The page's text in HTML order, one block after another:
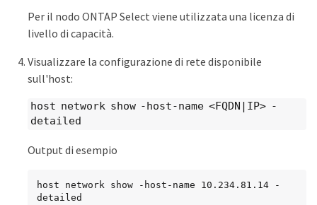
Per il nodo ONTAP Select viene utilizzata una licenza di
livello di capacità.
Visualizzare la configurazione di rete disponibile
sull'host:
host network show -host-name <FQDN|IP> -
detailed
Output di esempio
host network show -host-name 10.234.81.14 -
detailed